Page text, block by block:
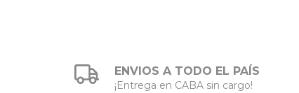
ENVIOS A TODO EL PAÍS
¡Entrega en CABA sin cargo!